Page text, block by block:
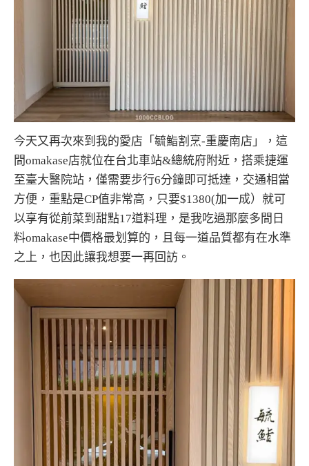
今天又再次來到我的愛店「毓鮨割烹-重慶南店」，這
間omakase店就位在台北車站&總統府附近，搭乘捷運
至臺大醫院站，僅需要步行6分鐘即可抵達，交通相當
方便，重點是CP值非常高，只要$1380(加一成）就可
以享有從前菜到甜點17道料理，是我吃過那麼多間日
料omakase中價格最划算的，且每一道品質都有在水準
之上，也因此讓我想要一再回訪。